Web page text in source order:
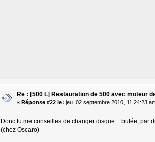
Re : [500 L] Restauration de 500 avec moteur
« Réponse #22 le: jeu. 02 septembre 2010, 11:24:23
Donc tu me conseilles de changer disque + butée, par
(chez Oscaro)